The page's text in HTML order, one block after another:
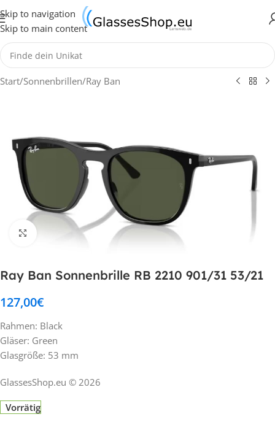
Skip to navigation
Skip to main content
Start/Sonnenbrillen/Ray Ban
Klick zum Vergrößern
Ray Ban Sonnenbrille RB 2210 901/31 53/21
127,00€
Rahmen: Black
Gläser: Green
Glasgröße: 53 mm
GlassesShop.eu © 2026
Vorrätig